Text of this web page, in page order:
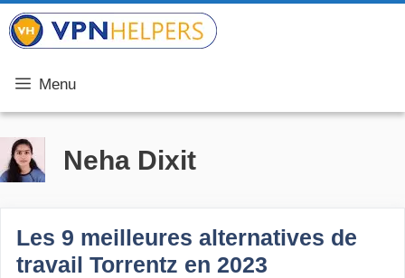
Aller
au
contenuMenu
Neha Dixit
Les 9 meilleures alternatives de
travail Torrentz en 2023